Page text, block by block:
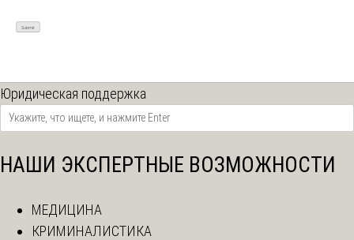
Юридическая поддержка
НАШИ ЭКСПЕРТНЫЕ ВОЗМОЖНОСТИ
МЕДИЦИНА
КРИМИНАЛИСТИКА